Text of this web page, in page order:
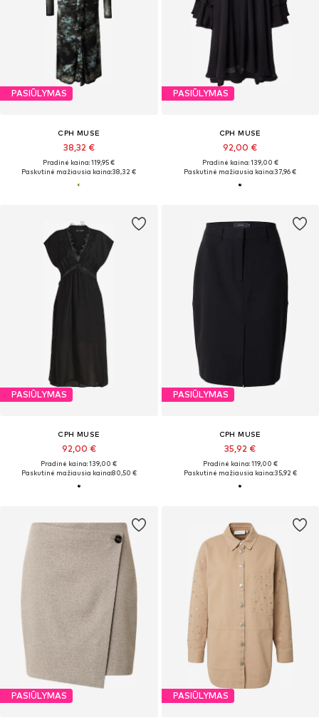
PASIŪLYMAS
CPH MUSE
38,32 €
Pradinė kaina: 119,95 €
Paskutinė mažiausia kaina:38,32 €
PASIŪLYMAS
CPH MUSE
92,00 €
Pradinė kaina: 139,00 €
Paskutinė mažiausia kaina:37,96 €
PASIŪLYMAS
CPH MUSE
92,00 €
Pradinė kaina: 139,00 €
Paskutinė mažiausia kaina:80,50 €
PASIŪLYMAS
CPH MUSE
35,92 €
Pradinė kaina: 119,00 €
Paskutinė mažiausia kaina:35,92 €
PASIŪLYMAS PASIŪLYMAS